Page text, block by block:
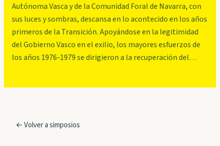
Autónoma Vasca y de la Comunidad Foral de Navarra, con
sus luces y sombras, descansa en lo acontecido en los años
primeros de la Transición. Apoyándose en la legitimidad
del Gobierno Vasco en el exilio, los mayores esfuerzos de
los años 1976-1979 se dirigieron a la recuperación del…
← Volver a simposios